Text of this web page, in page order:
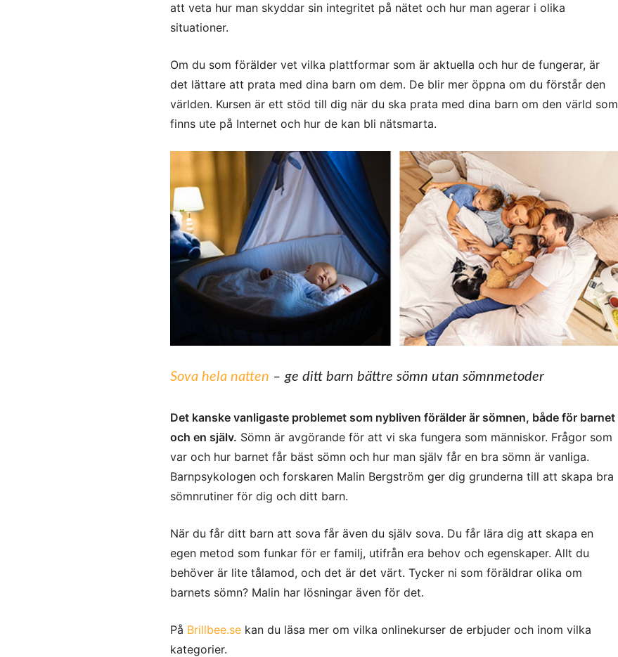
att veta hur man skyddar sin integritet på nätet och hur man agerar i olika
situationer.
Om du som förälder vet vilka plattformar som är aktuella och hur de fungerar, är
det lättare att prata med dina barn om dem. De blir mer öppna om du förstår den
världen. Kursen är ett stöd till dig när du ska prata med dina barn om den värld som
finns ute på Internet och hur de kan bli nätsmarta.
Sova hela natten – ge ditt barn bättre sömn utan sömnmetoder
Det kanske vanligaste problemet som nybliven förälder är sömnen, både för barnet
och en själv. Sömn är avgörande för att vi ska fungera som människor. Frågor som
var och hur barnet får bäst sömn och hur man själv får en bra sömn är vanliga.
Barnpsykologen och forskaren Malin Bergström ger dig grunderna till att skapa bra
sömnrutiner för dig och ditt barn.
När du får ditt barn att sova får även du själv sova. Du får lära dig att skapa en
egen metod som funkar för er familj, utifrån era behov och egenskaper. Allt du
behöver är lite tålamod, och det är det värt. Tycker ni som föräldrar olika om
barnets sömn? Malin har lösningar även för det.
På Brillbee.se kan du läsa mer om vilka onlinekurser de erbjuder och inom vilka
kategorier.